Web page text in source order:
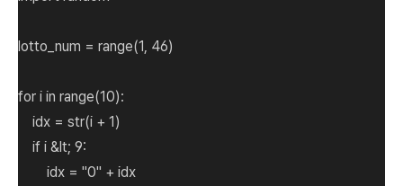
lotto_num = range(1, 46)
for i in range(10):
idx = str(i + 1)
if i &lt; 9:
idx = "0" + idx